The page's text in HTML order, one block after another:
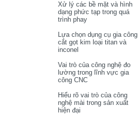
Xử lý các bề mặt và hình
dạng phức tạp trong quá
trình phay
Lựa chọn dụng cụ gia công
cắt gọt kim loại titan và
inconel
Vai trò của công nghệ đo
lường trong lĩnh vực gia
công CNC
Hiểu rõ vai trò của công
nghệ mài trong sản xuất
hiện đại